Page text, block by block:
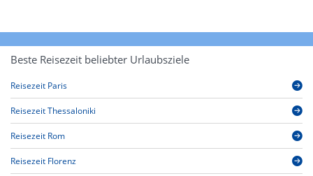
Beste Reisezeit beliebter Urlaubsziele
Reisezeit Paris
Reisezeit Thessaloniki
Reisezeit Rom
Reisezeit Florenz